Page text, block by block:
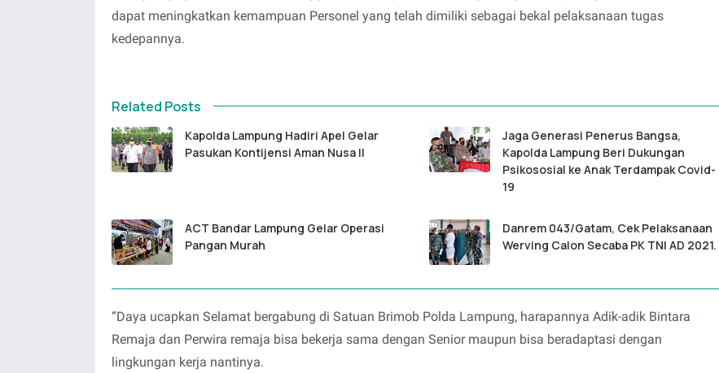
dapat meningkatkan kemampuan Personel yang telah dimiliki sebagai bekal pelaksanaan tugas
kedepannya.
Related Posts
Kapolda Lampung Hadiri Apel Gelar
Pasukan Kontijensi Aman Nusa II
Jaga Generasi Penerus Bangsa,
Kapolda Lampung Beri Dukungan
Psikososial ke Anak Terdampak Covid-
19
ACT Bandar Lampung Gelar Operasi
Pangan Murah
Danrem 043/Gatam, Cek Pelaksanaan
Werving Calon Secaba PK TNI AD 2021.
“Daya ucapkan Selamat bergabung di Satuan Brimob Polda Lampung, harapannya Adik-adik Bintara
Remaja dan Perwira remaja bisa bekerja sama dengan Senior maupun bisa beradaptasi dengan
lingkungan kerja nantinya.